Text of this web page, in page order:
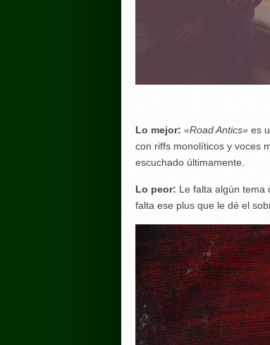
Lo mejor: «Road Antics» es
con riffs monolíticos y voces
escuchado últimamente.
Lo peor: Le falta algún tema
falta ese plus que le dé el